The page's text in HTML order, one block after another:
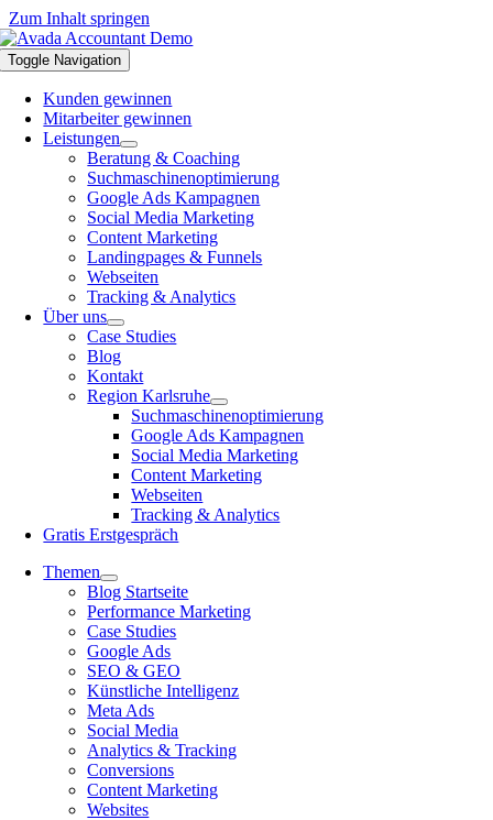
Zum Inhalt springen
Toggle Navigation
Kunden gewinnen
Mitarbeiter gewinnen
Leistungen
Beratung & Coaching
Suchmaschinenoptimierung
Google Ads Kampagnen
Social Media Marketing
Content Marketing
Landingpages & Funnels
Webseiten
Tracking & Analytics
Über uns
Case Studies
Blog
Kontakt
Region Karlsruhe
Suchmaschinenoptimierung
Google Ads Kampagnen
Social Media Marketing
Content Marketing
Webseiten
Tracking & Analytics
Gratis Erstgespräch
Themen
Blog Startseite
Performance Marketing
Case Studies
Google Ads
SEO & GEO
Künstliche Intelligenz
Meta Ads
Social Media
Analytics & Tracking
Conversions
Content Marketing
Websites